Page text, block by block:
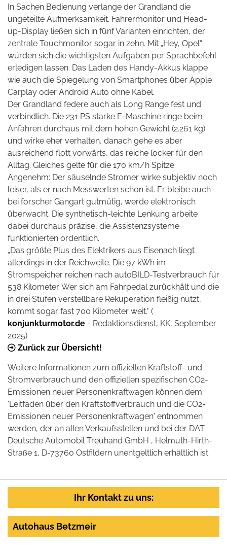
In Sachen Bedienung verlange der Grandland die
ungeteilte Aufmerksamkeit. Fahrermonitor und Head-
up-Display ließen sich in fünf Varianten einrichten, der
zentrale Touchmonitor sogar in zehn. Mit „Hey, Opel“
würden sich die wichtigsten Aufgaben per Sprachbefehl
erledigen lassen. Das Laden des Handy-Akkus klappe
wie auch die Spiegelung von Smartphones über Apple
Carplay oder Android Auto ohne Kabel.
Der Grandland federe auch als Long Range fest und
verbindlich. Die 231 PS starke E-Maschine ringe beim
Anfahren durchaus mit dem hohen Gewicht (2.261 kg)
und wirke eher verhalten, danach gehe es aber
ausreichend flott vorwärts, das reiche locker für den
Alltag. Gleiches gelte für die 170 km/h Spitze.
Angenehm: Der säuselnde Stromer wirke subjektiv noch
leiser, als er nach Messwerten schon ist. Er bleibe auch
bei forscher Gangart gutmütig, werde elektronisch
überwacht. Die synthetisch-leichte Lenkung arbeite
dabei durchaus präzise, die Assistenzsysteme
funktionierten ordentlich.
„Das größte Plus des Elektrikers aus Eisenach liegt
allerdings in der Reichweite. Die 97 kWh im
Stromspeicher reichen nach autoBILD-Testverbrauch für
538 Kilometer. Wer sich am Fahrpedal zurückhält und die
in drei Stufen verstellbare Rekuperation fleißig nutzt,
kommt sogar fast 700 Kilometer weit." (
konjunkturmotor.de - Redaktionsdienst, KK, September
2025)
Zurück zur Übersicht!
Weitere Informationen zum offiziellen Kraftstoff- und
Stromverbrauch und den offiziellen spezifischen CO2-
Emissionen neuer Personenkraftwagen können dem
'Leitfaden über den Kraftstoffverbrauch und die CO2-
Emissionen neuer Personenkraftwagen' entnommen
werden, der an allen Verkaufsstellen und bei der DAT
Deutsche Automobil Treuhand GmbH , Helmuth-Hirth-
Straße 1, D-73760 Ostfildern unentgeltlich erhältlich ist.
Ihr Kontakt zu uns:
Autohaus Betzmeir